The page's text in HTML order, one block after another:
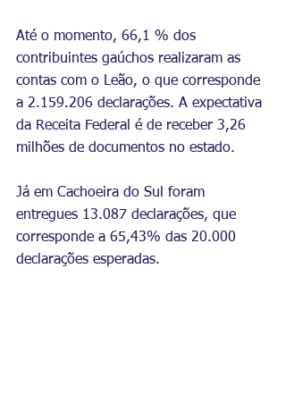
Até o momento, 66,1 % dos
contribuintes gaúchos realizaram as
contas com o Leão, o que corresponde
a 2.159.206 declarações. A expectativa
da Receita Federal é de receber 3,26
milhões de documentos no estado.
Já em Cachoeira do Sul foram
entregues 13.087 declarações, que
corresponde a 65,43% das 20.000
declarações esperadas.